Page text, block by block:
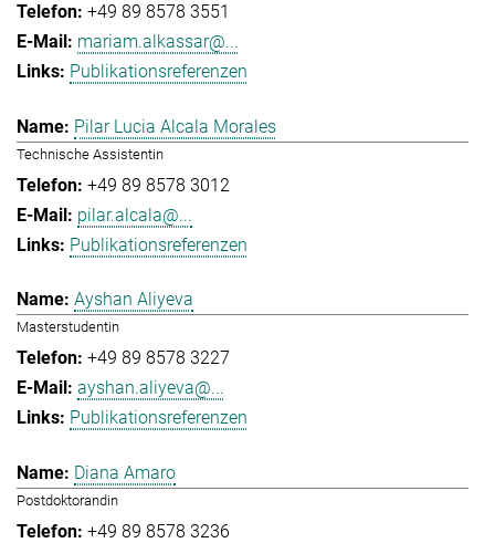
+49 89 8578 3551
mariam.alkassar@...
Publikationsreferenzen
Pilar Lucia Alcala Morales
Technische Assistentin
+49 89 8578 3012
pilar.alcala@...
Publikationsreferenzen
Ayshan Aliyeva
Masterstudentin
+49 89 8578 3227
ayshan.aliyeva@...
Publikationsreferenzen
Diana Amaro
Postdoktorandin
+49 89 8578 3236